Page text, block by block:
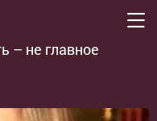
– не главное